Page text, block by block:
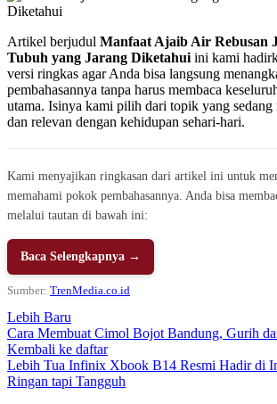
Artikel berjudul Manfaat Ajaib Air Rebusan
Tubuh yang Jarang Diketahui ini kami
versi ringkas agar Anda bisa langsung
pembahasannya tanpa harus membaca
utama. Isinya kami pilih dari topik yang sedang
dan relevan dengan kehidupan sehari-hari.
Kami menyajikan ringkasan dari artikel ini untuk
memahami pokok pembahasannya. Anda bisa
melalui tautan di bawah ini:
Baca Selengkapnya →
Sumber: TrenMedia.co.id
Lebih Baru
Cara Membuat Cimol Bojot Bandung, Gurih
Kembali ke daftar
Lebih Tua Infinix Xbook B14 Resmi Hadir di
Ringan tapi Tangguh